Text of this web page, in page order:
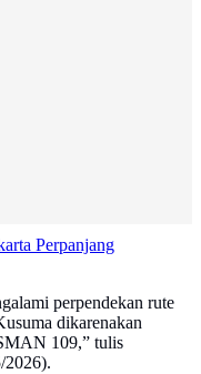
Perpanjang
perpendekan rute
dikarenakan
109,” tulis
2026).